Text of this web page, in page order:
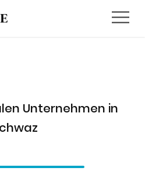
Unternehmen in